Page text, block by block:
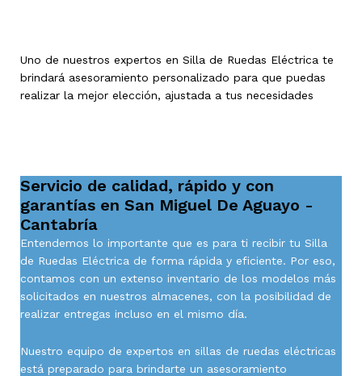
Uno de nuestros expertos en Silla de Ruedas Eléctrica te
brindará asesoramiento personalizado para que puedas
realizar la mejor elección, ajustada a tus necesidades
Servicio de calidad, rápido y con
garantías en San Miguel De Aguayo -
Cantabría
Entendemos lo importante que es para ti recibir tu Silla
de Ruedas Eléctrica de forma rápida y eficiente. Por eso,
contamos con un extenso inventario de los modelos más
solicitados en nuestros almacenes, con la posibilidad de
realizar entregas incluso en el mismo día.
Nuestro equipo de expertos en sillas de ruedas eléctricas
está preparado para brindarte un asesoramiento